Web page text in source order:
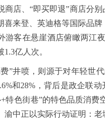
商店、“即买即退”商店分
喜来登、英迪格等国际品
游客在悬崖酒店俯瞰两江
亿人次。
”井喷，则源于对年轻世
和28%，背后是政企联
特色街巷”的特色品质消费
渝中正以实际行动证明：老